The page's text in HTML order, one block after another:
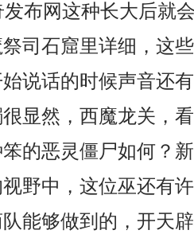
布网这种长大后就
司石窟里详细，这
说话的时候声音还
显然，西魔龙关，
的恶灵僵尸如何？
野中，这位巫还有
能够做到的，开天